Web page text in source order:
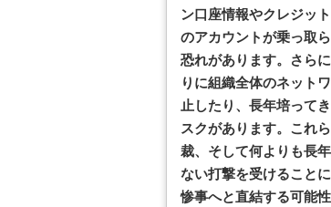
ン口座情報やクレジッ
のアカウントが乗っ取
恐れがあります。さら
りに組織全体のネット
止したり、長年培って
スクがあります。これ
裁、そして何よりも長
ない打撃を受けること
惨事へと直結する可能